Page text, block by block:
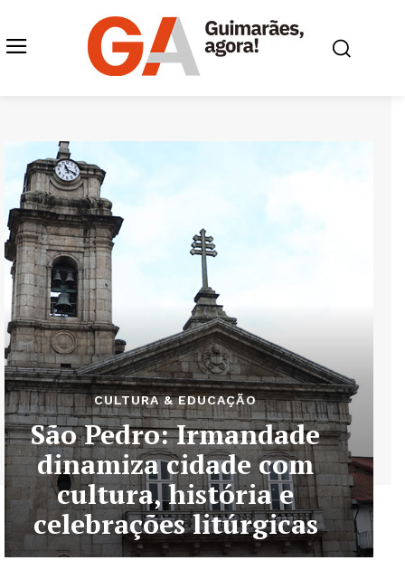
CULTURA & EDUCAÇÃO
São Pedro: Irmandade
dinamiza cidade com
cultura, história e
celebrações litúrgicas